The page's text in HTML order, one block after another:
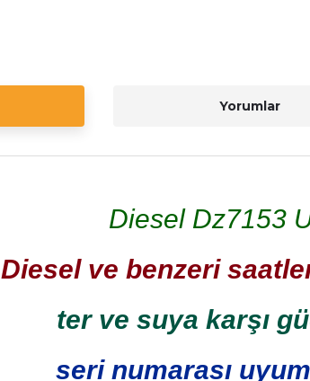
Yorumlar
Diesel Dz7153
Diesel ve benzeri
ter ve suya karşı
seri numarası